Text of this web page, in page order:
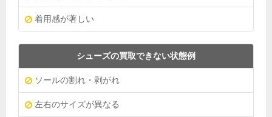
着用感が著しい
シューズの買取できない状態例
ソールの割れ・剥がれ
左右のサイズが異なる